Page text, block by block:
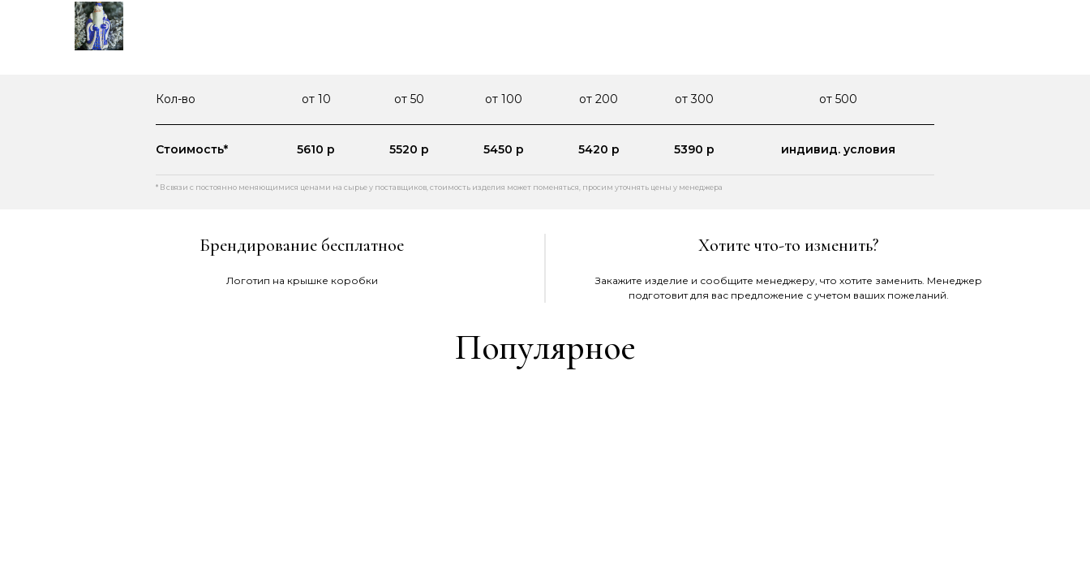
Кол-во от 10 от 50 от 100 от 200 от 300 от 500
Стоимость* 5610 р 5520 р 5450 р 5420 р 5390 р индивид. условия
* В связи с постоянно меняющимися ценами на сырье у поставщиков, стоимость изделия может поменяться, просим уточнять цены у менеджера
Брендирование бесплатное
Логотип на крышке коробки
Хотите что-то изменить?
Закажите изделие и сообщите менеджеру, что хотите заменить. Менеджер
подготовит для вас предложение с учетом ваших пожеланий.
Популярное